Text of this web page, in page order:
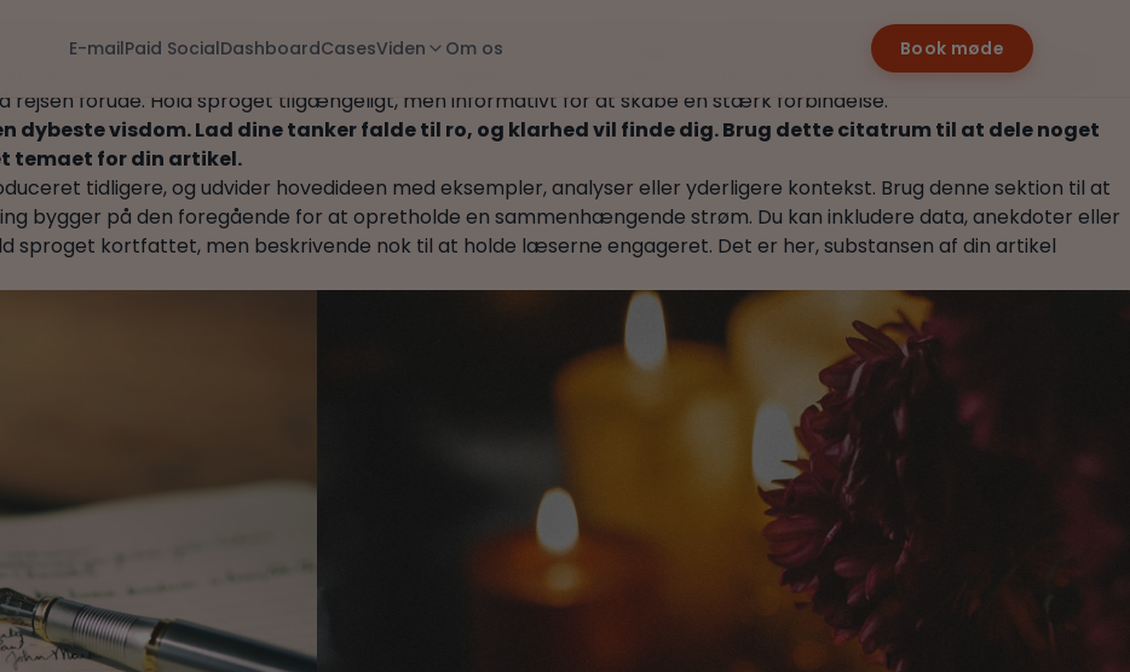
E-mailPaid SocialDashboardCasesViden Om os Book møde
Start med at diskutere hovedtemaet eller emnet, du planlægger at dække, og sørg for, at det fanger
der fremhæver, hvorfor dette emne er vigtigt, og hvordan det kan tilføre værdi. Brug dette rum til at sætte
forude. Hold sproget tilgængeligt, men informativt for at skabe en stærk forbindelse.
dybeste visdom. Lad dine tanker falde til ro, og klarhed vil finde dig. Brug dette citatrum til at dele noget
temaet for din artikel.
tidligere, og udvider hovedideen med eksempler, analyser eller yderligere kontekst. Brug denne sektion til at
bygger på den foregående for at opretholde en sammenhængende strøm. Du kan inkludere data, anekdoter eller
sproget kortfattet, men beskrivende nok til at holde læserne engageret. Det er her, substansen af din artikel